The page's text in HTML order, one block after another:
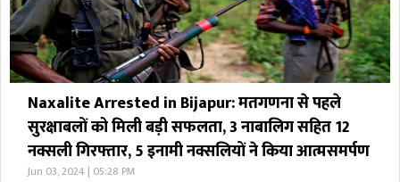
Naxalite Arrested in Bijapur: मतगणना से पहले
सुरक्षाबलों को मिली बड़ी सफलता, 3 नाबालिग सहित 12
नक्सली गिरफ्तार, 5 इनामी नक्सलियों ने किया आत्मसमर्पण
Jun 03, 2024 | 05:28 PM